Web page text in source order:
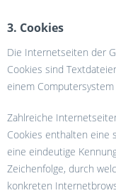
3. Cookies
Die Internetseiten der
Cookies sind
einem
Zahlreiche
Cookies enthalten eine
eine eindeutige
Zeichenfolge, durch
konkreten